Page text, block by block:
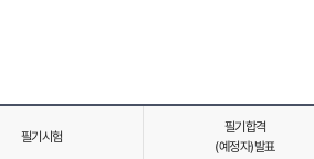
필기시험
필기합격
(예정자)발표